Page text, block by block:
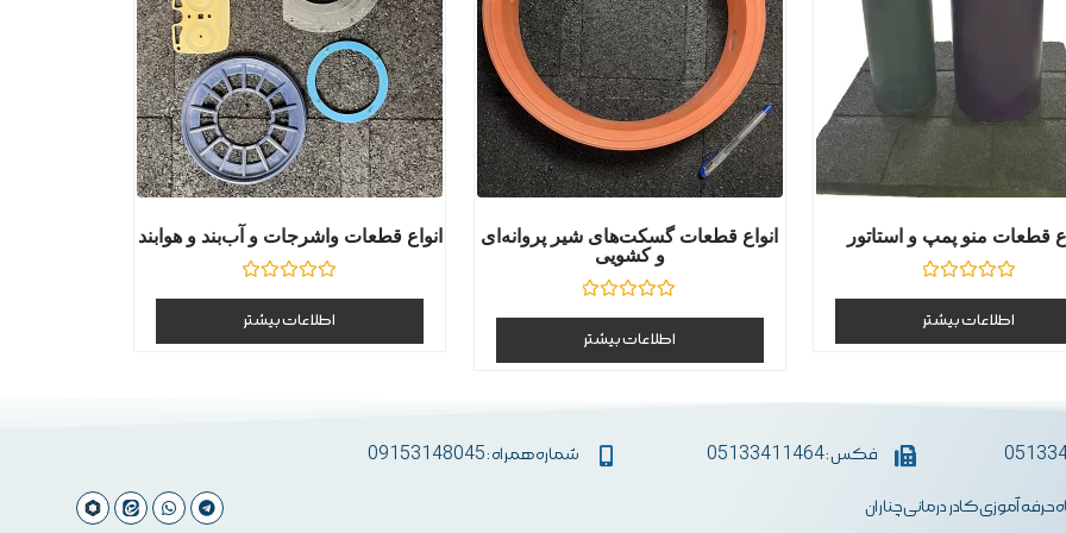
انواع قطعات واشرجات و آب‌بند و هوابند
از
5
اطلاعات بیشتر
انواع قطعات گسکت‌های شیر پروانه‌ای
و کشویی
از
5
اطلاعات بیشتر
قطعات منو پمپ و استاتور
از
5
اطلاعات بیشتر
فکس : 05133411464 شماره همراه : 09153148045
حرفه آموزی کادر درمانی چناران